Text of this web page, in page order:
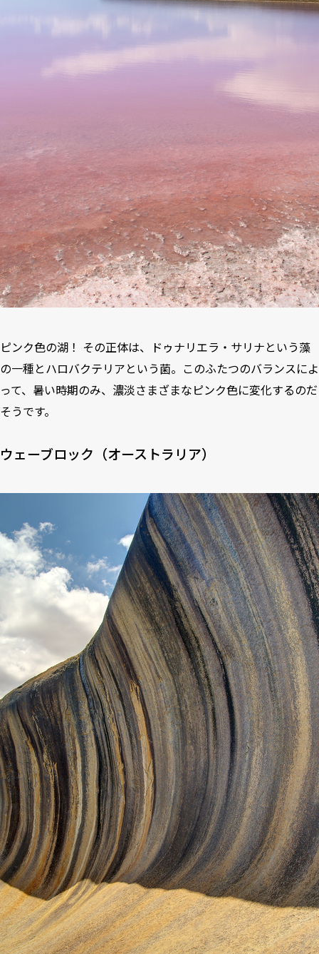
ピンク色の湖！ その正体は、ドゥナリエラ・サリナという藻
の一種とハロバクテリアという菌。このふたつのバランスによ
って、暑い時期のみ、濃淡さまざまなピンク色に変化するのだ
そうです。
ウェーブロック（オーストラリア）